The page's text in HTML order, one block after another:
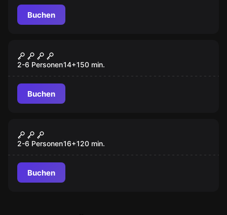
Buchen
Verliebt, verlobt, tot
2-6 Personen14+150 min.
Buchen
Mord unter Hypnose
2-6 Personen16+120 min.
Buchen